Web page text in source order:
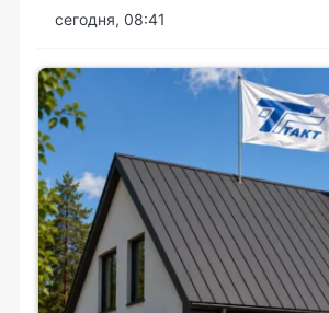
сегодня, 08:41